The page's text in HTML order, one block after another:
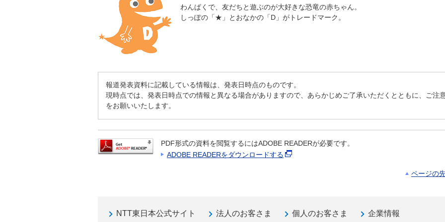
わんぱくで、友だちと遊ぶのが大好きな恐竜の赤ちゃん。
しっぽの「★」とおなかの「D」がトレードマーク。
報道発表資料に記載している情報は、発表日時点のものです。
現時点では、発表日時点での情報と異なる場合がありますので、あらかじめご了承いただくとともに、ご注
をお願いいたします。
PDF形式の資料を閲覧するにはADOBE READERが必要です。
ADOBE READERをダウンロードする
ページの
NTT東日本公式サイト 法人のお客さま 個人のお客さま 企業情報